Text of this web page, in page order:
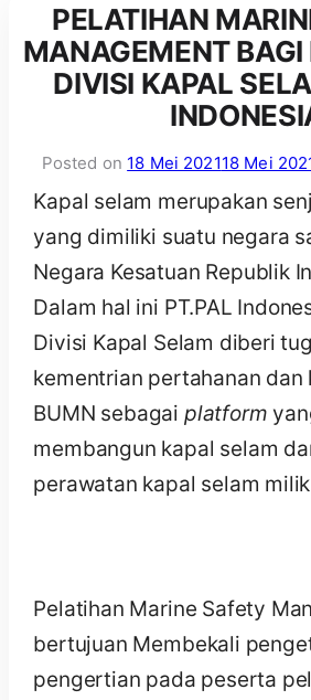
PELATIHAN
MANAGEMENT
DIVISI KAPAL
Posted on 18 Mei 202118 Mei
Kapal selam merupakan
yang dimiliki suatu negara
Negara Kesatuan Republik
Dalam hal ini PT.PAL
Divisi Kapal Selam diberi
kementrian pertahanan dan
BUMN sebagai platform
membangun kapal selam
perawatan kapal selam
Pelatihan Marine Safety
bertujuan Membekali
pengertian pada peserta